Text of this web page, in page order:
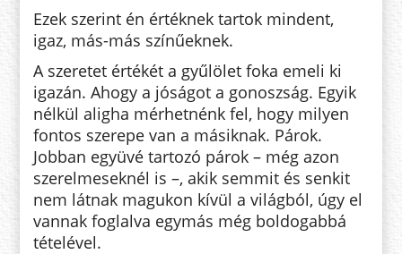
Ezek szerint én értéknek tartok mindent,
igaz, más-más színűeknek.
A szeretet értékét a gyűlölet foka emeli ki
igazán. Ahogy a jóságot a go­noszság. Egyik
nélkül aligha mér­hetnénk fel, hogy milyen
fontos sze­repe van a másiknak. Párok.
Jobban együvé tartozó párok – még azon
sze­relmeseknél is –, akik semmit és senkit
nem látnak magukon kívül a világból, úgy el
vannak foglalva egymás még boldogabbá
tételével.